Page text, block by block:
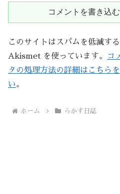
コメントを書き込む
このサイトはスパムを低減す
Akismet を使っています。
コ
タの処理方法の詳細はこちら
い。
ホーム らかす日誌